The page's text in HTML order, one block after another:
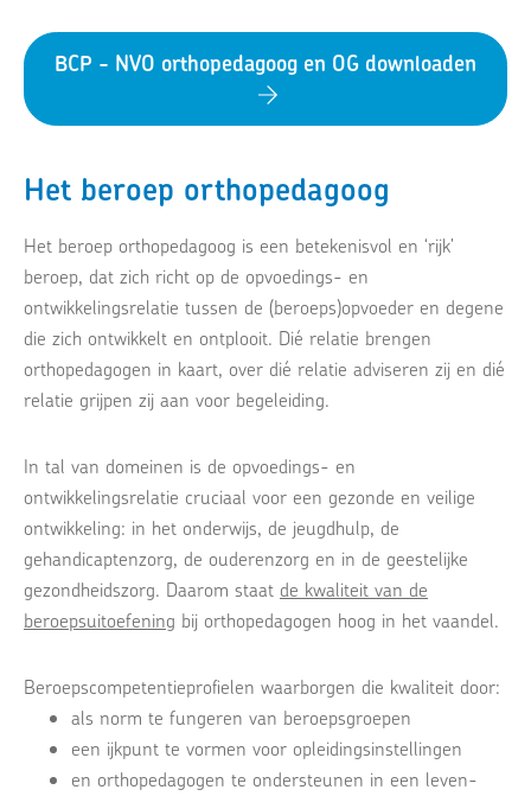
BCP - NVO orthopedagoog en OG downloaden
Het beroep orthopedagoog
Het beroep orthopedagoog is een betekenisvol en ‘rijk’
beroep, dat zich richt op de opvoedings- en
ontwikkelingsrelatie tussen de (beroeps)opvoeder en degene
die zich ontwikkelt en ontplooit. Dié relatie brengen
orthopedagogen in kaart, over dié relatie adviseren zij en dié
relatie grijpen zij aan voor begeleiding.
In tal van domeinen is de opvoedings- en
ontwikkelingsrelatie cruciaal voor een gezonde en veilige
ontwikkeling: in het onderwijs, de jeugdhulp, de
gehandicaptenzorg, de ouderenzorg en in de geestelijke
gezondheidszorg. Daarom staat de kwaliteit van de
beroepsuitoefening bij orthopedagogen hoog in het vaandel.
Beroepscompetentieprofielen waarborgen die kwaliteit door:
als norm te fungeren van beroepsgroepen
een ijkpunt te vormen voor opleidingsinstellingen
en orthopedagogen te ondersteunen in een leven-